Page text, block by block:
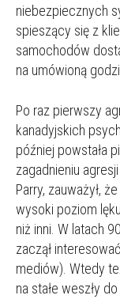
niebezpiecznych
spieszący się z
samochodów
na umówioną
Po raz pierwszy
kanadyjskich
później powstała
zagadnieniu
Parry, zauważył,
wysoki poziom
niż inni. W latach
zaczął
mediów). Wtedy
na stałe weszły